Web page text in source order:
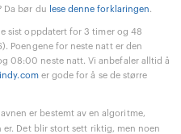
Da bør du lese denne forklaringen.
sist oppdatert for 3 timer og 48
Poengene for neste natt er den
08:00 neste natt. Vi anbefaler alltid å
er gode for å se de større
er bestemt av en algoritme,
Det blir stort sett riktig, men noen